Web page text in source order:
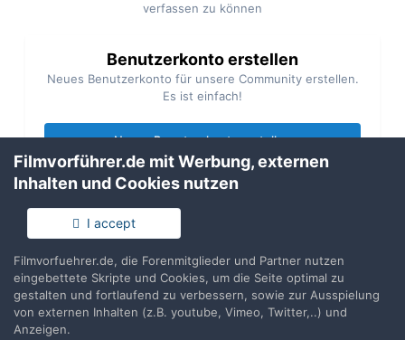
verfassen zu können
Benutzerkonto erstellen
Neues Benutzerkonto für unsere Community erstellen.
Es ist einfach!
Neues Benutzerkonto erstellen
Du hast bereits ein Benutzerkonto? Melde Dich hier an.
Jetzt anmelden
Filmvorführer.de mit Werbung, externen
Inhalten und Cookies nutzen
I accept
Filmvorfuehrer.de, die Forenmitglieder und Partner nutzen
eingebettete Skripte und Cookies, um die Seite optimal zu
gestalten und fortlaufend zu verbessern, sowie zur Ausspielung
von externen Inhalten (z.B. youtube, Vimeo, Twitter,..) und
Anzeigen.